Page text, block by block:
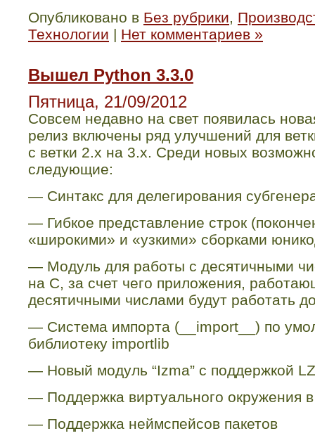
Опубликовано в Без рубрики,
Технологии | Нет комментариев »
Вышел Python 3.3.0
Пятница, 21/09/2012
Совсем недавно на свет появилась
релиз включены ряд улучшений для
с ветки 2.x на 3.x. Среди новых
следующие:
— Синтакс для делегирования
— Гибкое представление строк
«широкими» и «узкими» сборками
— Модуль для работы с десятичными
на C, за счет чего приложения,
десятичными числами будут работать
— Система импорта (__ import __) по
библиотеку importlib
— Новый модуль “Izma” с поддержкой
— Поддержка виртуального окружения
— Поддержка неймспейсов пакетов